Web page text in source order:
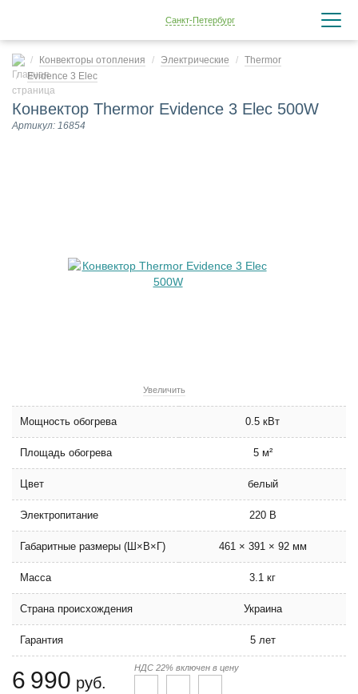
Санкт-Петербург
Конвекторы отопления Электрические
Thermor
Evidence 3 Elec
Конвектор Thermor Evidence 3 Elec 500W
Артикул: 16854
Увеличить
Мощность обогрева 0.5 кВт
Площадь обогрева 5 м²
Цвет белый
Электропитание 220 В
Габаритные размеры (Ш×В×Г) 461 × 391 × 92 мм
Масса 3.1 кг
Страна происхождения Украина
Гарантия 5 лет
6 990 руб.
НДС 22% включен в цену